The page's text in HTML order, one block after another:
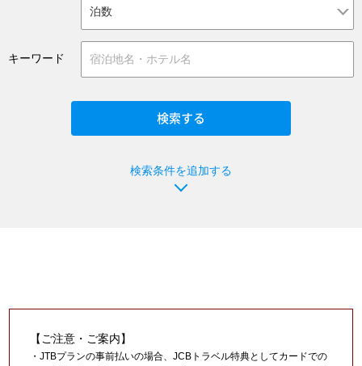
キーワード
検索条件を追加する
【ご注意・ご案内】
・JTBプランの事前払いの場合、JCBトラベル特典としてカードでの